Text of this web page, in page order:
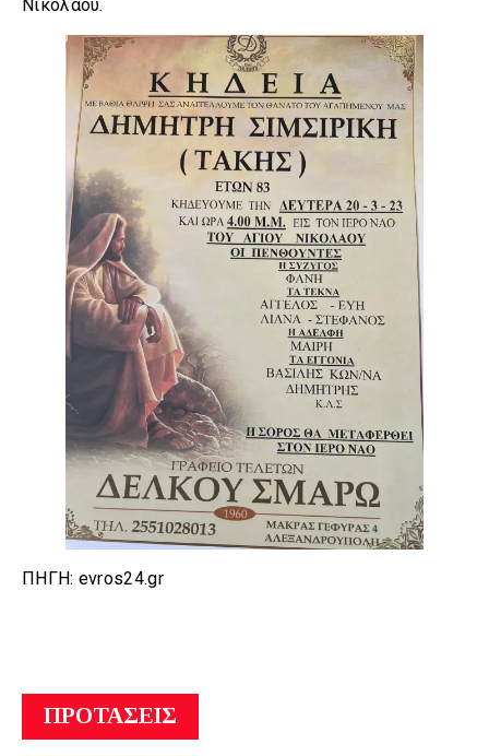
Νικολάου.
ΠΗΓΗ: evros24.gr
ΠΡΟΤΑΣΕΙΣ